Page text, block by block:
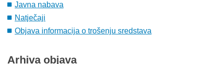
Javna nabava
Natječaji
Objava informacija o trošenju sredstava
Arhiva objava